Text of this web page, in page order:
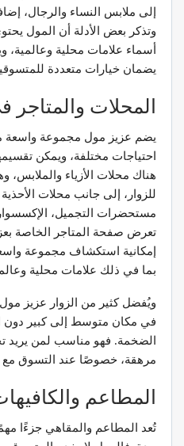
إلى ملابس النساء والرجال،
وتذكر بعض الأدلة أن المول
أسماء علامات محلية وعالمية،
يضمان خيارات متعددة
المحلات
يضم عزيز مول مجموعة واسعة
احتياجات مختلفة، ويمكن
هناك محلات الأزياء والملابس،
للزوار، إلى جانب محلات
مستحضرات التجميل،
إمكانية استكشاف مجموعة
بما في ذلك علامات محلية
ويُفضل كثير من الزوار عزيز
في مكان متوسط إلى كبير دون
الضخمة. فهو مناسب لمن يريد
مرهقة، خصوصًا عند التسوق مع
المطاعم
تُعد المطاعم والمقاهي جزءًا